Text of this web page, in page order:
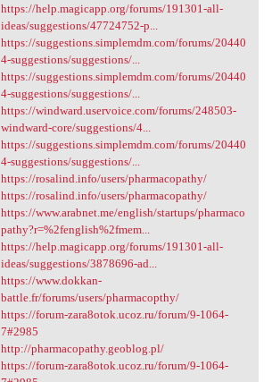
https://help.magicapp.org/forums/191301-all-
ideas/suggestions/47724752-p...
https://suggestions.simplemdm.com/forums/20440
4-suggestions/suggestions/...
https://suggestions.simplemdm.com/forums/20440
4-suggestions/suggestions/...
https://windward.uservoice.com/forums/248503-
windward-core/suggestions/4...
https://suggestions.simplemdm.com/forums/20440
4-suggestions/suggestions/...
https://rosalind.info/users/pharmacopathy/
https://rosalind.info/users/pharmacopathy/
https://www.arabnet.me/english/startups/pharmaco
pathy?r=%2fenglish%2fmem...
https://help.magicapp.org/forums/191301-all-
ideas/suggestions/3878696-ad...
https://www.dokkan-
battle.fr/forums/users/pharmacopthy/
https://forum-zara8otok.ucoz.ru/forum/9-1064-
7#2985
http://pharmacopathy.geoblog.pl/
https://forum-zara8otok.ucoz.ru/forum/9-1064-